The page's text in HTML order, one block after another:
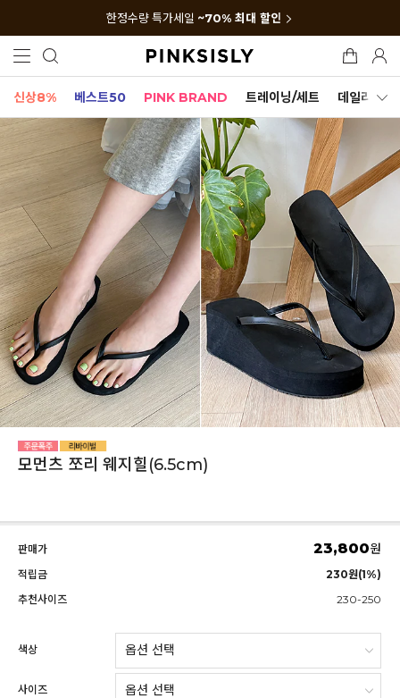
한정수량 특가세일 ~70% 최대 할인
신상8% 베스트50 PINK BRAND 트레이닝/세트 데일리세트
모먼츠 쪼리 웨지힐(6.5cm)
판매가 23,800원
적립금
230원(1%)
추천사이즈
230-250
색상
사이즈